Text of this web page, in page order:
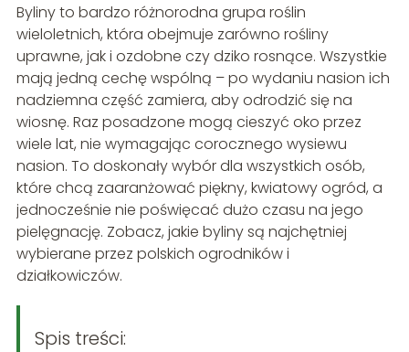
Byliny to bardzo różnorodna grupa roślin
wieloletnich, która obejmuje zarówno rośliny
uprawne, jak i ozdobne czy dziko rosnące. Wszystkie
mają jedną cechę wspólną – po wydaniu nasion ich
nadziemna część zamiera, aby odrodzić się na
wiosnę. Raz posadzone mogą cieszyć oko przez
wiele lat, nie wymagając corocznego wysiewu
nasion. To doskonały wybór dla wszystkich osób,
które chcą zaaranżować piękny, kwiatowy ogród, a
jednocześnie nie poświęcać dużo czasu na jego
pielęgnację. Zobacz, jakie byliny są najchętniej
wybierane przez polskich ogrodników i
działkowiczów.
Spis treści: